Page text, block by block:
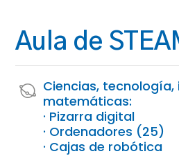
Aula de
Ciencias,
matemáticas:
· Pizarra digital
· Ordenadores (25)
· Cajas de robótica